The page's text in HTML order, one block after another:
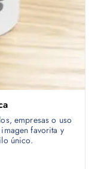
empresas o uso
favorita y
único.